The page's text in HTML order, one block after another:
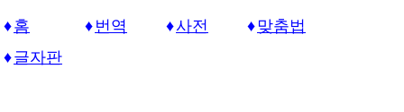
홈 번역 사전
맞춤법
글자판